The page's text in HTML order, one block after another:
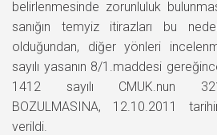
belirlenmesinde zorunluluk
sanığın temyiz itirazları bu
olduğundan, diğer yönleri
sayılı yasanın 8/1.maddesi
1412 sayılı CMUK.nun
BOZULMASINA, 12.10.2011
verildi.